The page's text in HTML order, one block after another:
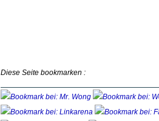
Diese Seite bookmarken :